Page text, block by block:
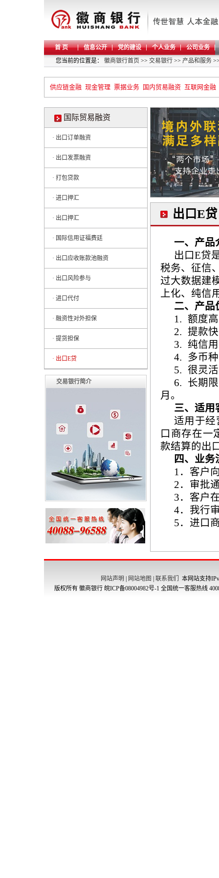
首 页 信息公开 党的建设 个人业务
公司业务
您当前的位置是： 徽商银行首页 >> 交易银行 >> 产品和服务
供应链金融 现金管理 票据业务 国内贸易融资 互联网金融
国际贸易融资
· 出口订单融资
· 出口发票融资
· 打包贷款
· 进口押汇
· 出口押汇
· 国际信用证福费廷
· 出口应收账款池融资
· 出口风险参与
· 进口代付
· 融资性对外担保
· 提货担保
· 出口E贷
交易银行简介
出口E贷
一、产品
出口E贷
税务、征信
过大数据建
上化、纯信
二、产品
1.
额度
2. 提款
3.
纯信
4.
多币
5. 很灵
6.
长期
月。
三、适用
适用于经
口商存在一
款结算的出
四、业务
1 ．客户
2．审批
3．客户
4．我行
5．进口
网站声明 网站地图 联系我们
本网站支持
版权所有 徽商银行 皖ICP备08004982号-1 全国统一客服热线